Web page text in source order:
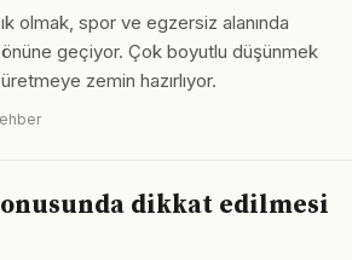
olmak, spor ve egzersiz alanında
önüne geçiyor. Çok boyutlu düşünmek
zemin hazırlıyor.
dikkat edilmesi